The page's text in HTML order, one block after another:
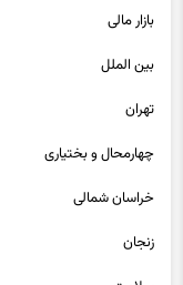
بین الملل
تهران
چهارمحال و بختیاری
خراسان شمالی
زنجان
سلامت